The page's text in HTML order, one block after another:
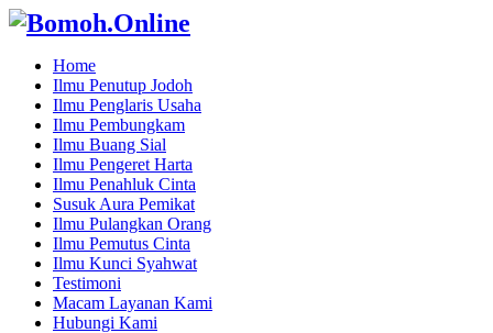
Home
Ilmu Penutup Jodoh
Ilmu Penglaris Usaha
Ilmu Pembungkam
Ilmu Buang Sial
Ilmu Pengeret Harta
Ilmu Penahluk Cinta
Susuk Aura Pemikat
Ilmu Pulangkan Orang
Ilmu Pemutus Cinta
Ilmu Kunci Syahwat
Testimoni
Macam Layanan Kami
Hubungi Kami